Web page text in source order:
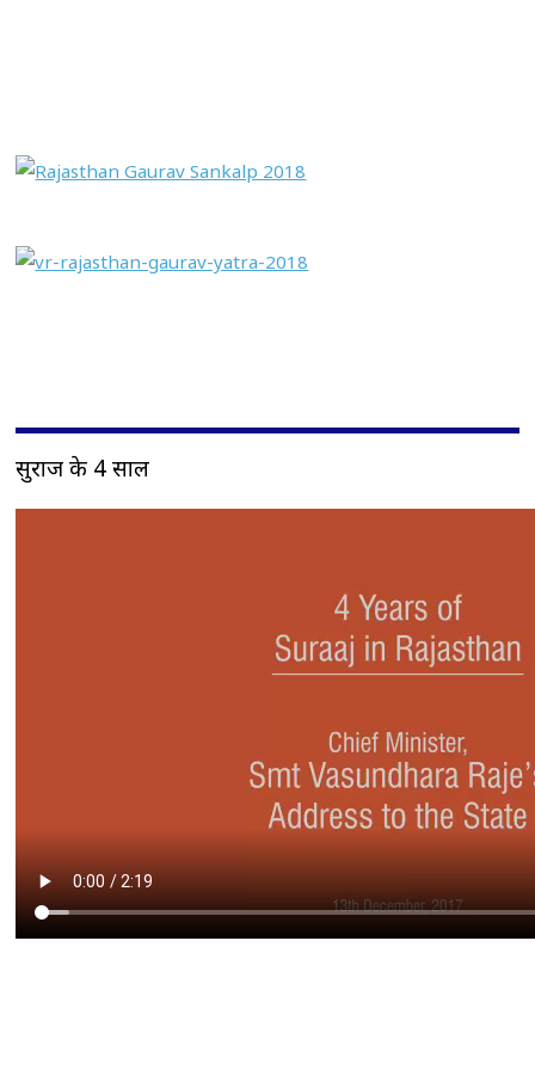
सुराज के 4 साल